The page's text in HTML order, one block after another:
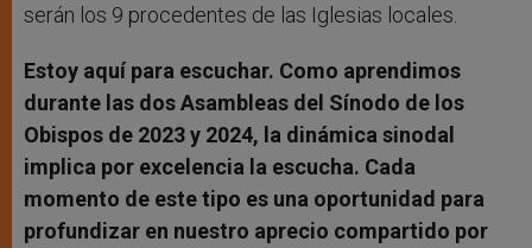
serán los 9 procedentes de las Iglesias locales.
Estoy aquí para escuchar. Como aprendimos
durante las dos Asambleas del Sínodo de los
Obispos de 2023 y 2024, la dinámica sinodal
implica por excelencia la escucha. Cada
momento de este tipo es una oportunidad para
profundizar en nuestro aprecio compartido por